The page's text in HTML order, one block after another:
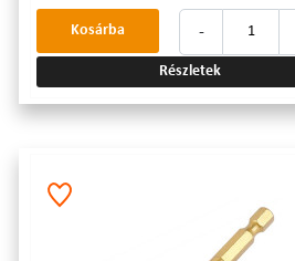
-
Kosárba
Részletek